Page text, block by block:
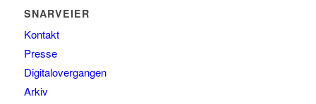
SNARVEIER
Kontakt
Presse
Digitalovergangen
Arkiv